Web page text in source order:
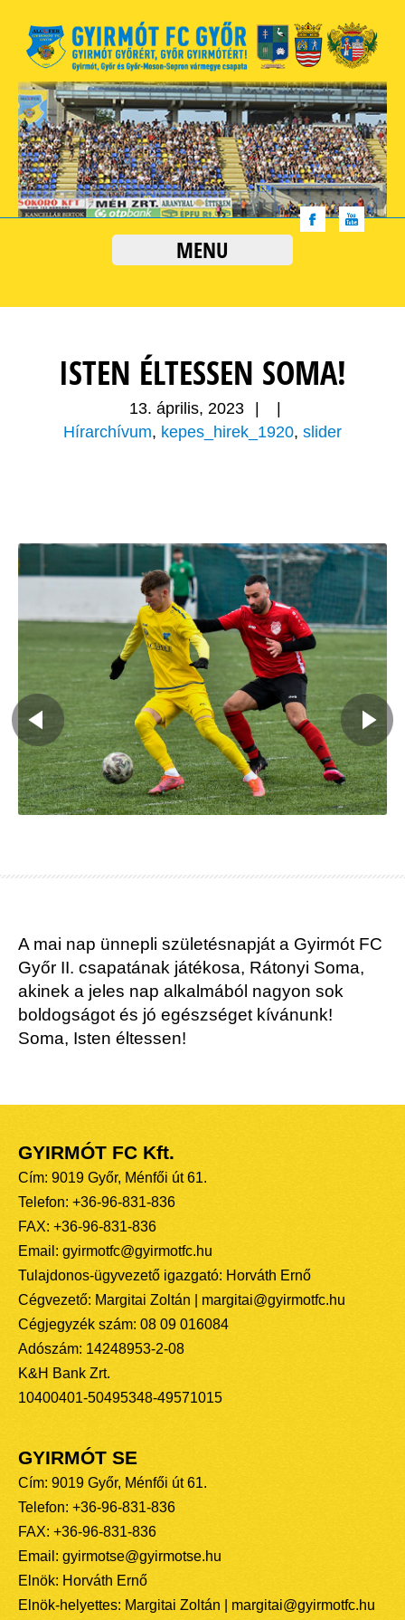
MENU
ISTEN ÉLTESSEN SOMA!
13. április, 2023
Hírarchívum, kepes_hirek_1920, slider
A mai nap ünnepli születésnapját a Gyirmót FC
Győr II. csapatának játékosa, Rátonyi Soma,
akinek a jeles nap alkalmából nagyon sok
boldogságot és jó egészséget kívánunk!
Soma, Isten éltessen!
GYIRMÓT FC Kft.
Cím: 9019 Győr, Ménfői út 61.
Telefon: +36-96-831-836
FAX: +36-96-831-836
Email: gyirmotfc@gyirmotfc.hu
Tulajdonos-ügyvezető igazgató: Horváth Ernő
Cégvezető: Margitai Zoltán | margitai@gyirmotfc.hu
Cégjegyzék szám: 08 09 016084
Adószám: 14248953-2-08
K&H Bank Zrt.
10400401-50495348-49571015
GYIRMÓT SE
Cím: 9019 Győr, Ménfői út 61.
Telefon: +36-96-831-836
FAX: +36-96-831-836
Email: gyirmotse@gyirmotse.hu
Elnök: Horváth Ernő
Elnök-helyettes: Margitai Zoltán | margitai@gyirmotfc.hu